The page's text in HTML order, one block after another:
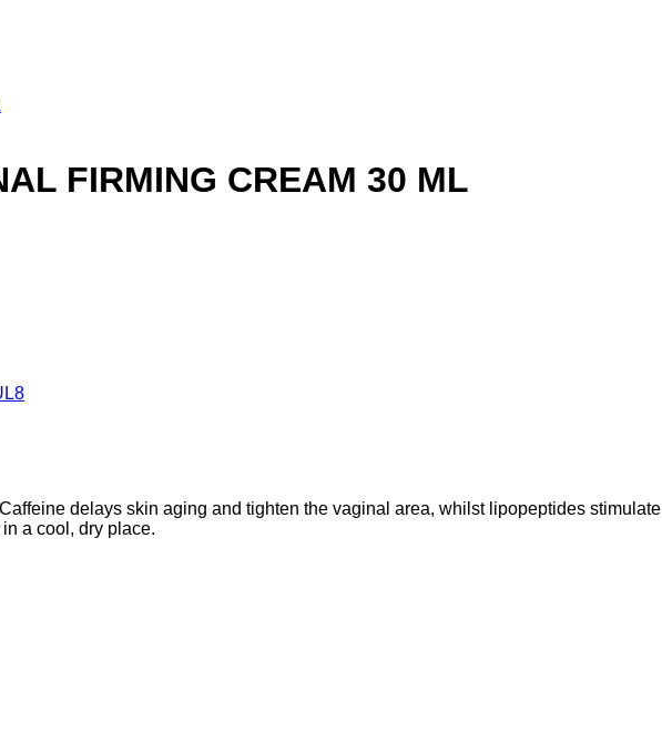
FIRMING CREAM 30 ML
delays skin aging and tighten the vaginal area, whilst lipopeptides stimulate
a cool, dry place.